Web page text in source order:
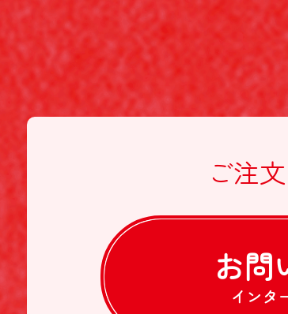
会員登録の申し込みを当社が受けた際、架空の人物を登録
合など、当社が不適当と判断した時は、その会員登録を承認
また一度承認した会員であっても前述のいずれかであるこ
個人利用以外に転用、商用することを禁止
当サイトを利用する会員は当サイトに掲載されているいかな
掲載内容について
当社が提供する当サイトの掲載内容、営業内容は会員への
保証も負わないものとします。
サービスを一時的に中断することがあります
1. 当社は、以下の何れかが生じた場合には、会員に事前に通
(b) 火災、停電等により当サイトの提供ができなくなった場
(c) 地震、噴火、洪水、津波等の天災により当サイトの提供
(d) 戦争、動乱、暴動、騒乱、労働争議等により当サイト
(e) その他、運用上或は技術上当社が当サイトの一時的な中
2. 当社は、前項各号の場合以外の事由により当サイトの提
て一切の責任をも負わないものとします。
ご注
お問
インタ